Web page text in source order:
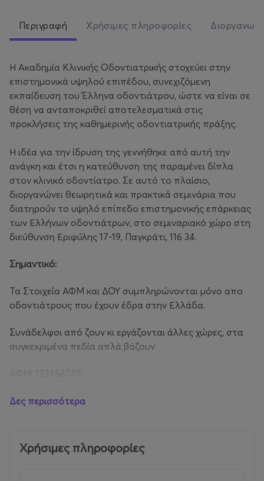
Περιγραφή Χρήσιμες πληροφορίες
Η Ακαδημία Κλινικής Οδοντιατρικής στοχεύει στην
επιστημονικά υψηλού επιπέδου, συνεχιζόμενη
εκπαίδευση του Έλληνα οδοντιάτρου, ώστε να είναι σε
θέση να ανταποκριθεί αποτελεσματικά στις
προκλήσεις της καθημερινής οδοντιατρικής πράξης.
Η ιδέα για την ίδρυση της γεννήθηκε από αυτή την
ανάγκη και έτσι η κατεύθυνση της παραμένει δίπλα
στον κλινικό οδοντίατρο. Σε αυτό το πλαίσιο,
διοργανώνει θεωρητικά και πρακτικά σεμινάρια που
διατηρούν το υψηλό επίπεδο επιστημονικής επάρκειας
των Ελλήνων οδοντιάτρων, στο σεμιναριακό χώρο στη
διεύθυνση Εριφύλης 17-19, Παγκράτι, 116 34.
Σημαντικό:
Τα Στοιχεία ΑΦΜ και ΔΟΥ συμπληρώνονται μόνο απο
οδοντιάτρους που έχουν έδρα στην Ελλάδα.
Συνάδελφοι από ζουν κι εργάζονται άλλες χώρες, στα
συγκεκριμένα πεδία απλά βάζουν
ΔΟΥ: ΕΞΩΤΕΡΙΚΟΥ
Δες περισσότερα
Χρήσιμες πληροφορίες